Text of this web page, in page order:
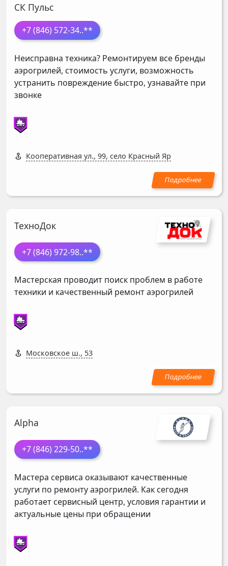
СК Пульс
+7 (846) 572-34..**
Неисправна техника? Ремонтируем все бренды
аэрогрилей, стоимость услуги, возможность
устранить повреждение быстро, узнавайте при
звонке
Кооперативная ул., 99, село Красный Яр
ТехноДок
+7 (846) 972-98..**
Мастерская проводит поиск проблем в работе
техники и качественный ремонт аэрогрилей
Московское ш., 53
Alpha
+7 (846) 229-50..**
Мастера сервиса оказывают качественные
услуги по ремонту аэрогрилей. Как сегодня
работает сервисный центр, условия гарантии и
актуальные цены при обращении